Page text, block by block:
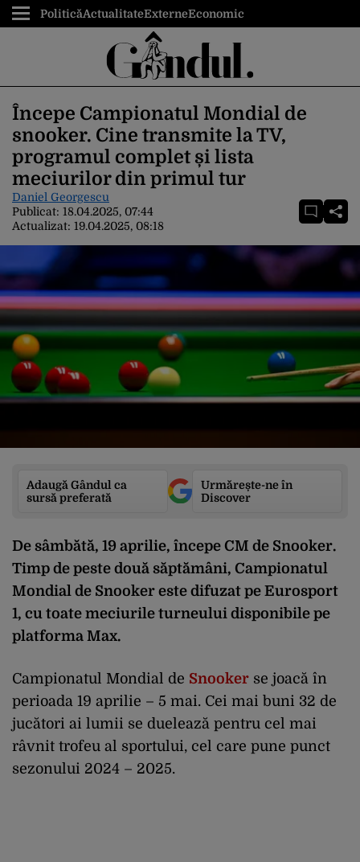
PoliticăActualitateExterneEconomic
Începe Campionatul Mondial de
snooker. Cine transmite la TV,
programul complet și lista
meciurilor din primul tur
Daniel Georgescu
Publicat: 18.04.2025, 07:44
Actualizat: 19.04.2025, 08:18
Adaugă Gândul ca
sursă preferată
Urmărește-ne în
Discover
De sâmbătă, 19 aprilie, începe CM de Snooker.
Timp de peste două săptămâni, Campionatul
Mondial de Snooker este difuzat pe Eurosport
1, cu toate meciurile turneului disponibile pe
platforma Max.
Campionatul Mondial de Snooker se joacă în
perioada 19 aprilie – 5 mai. Cei mai buni 32 de
jucători ai lumii se duelează pentru cel mai
râvnit trofeu al sportului, cel care pune punct
sezonului 2024 – 2025.